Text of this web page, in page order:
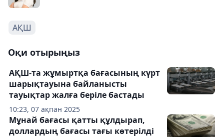
АҚШ
Оқи отырыңыз
10:23, 07 ақпан 2025
АҚШ-та жұмыртқа бағасының күрт
шарықтауына байланысты
тауықтар жалға беріле бастады
Мұнай бағасы қатты құлдырап,
доллардың бағасы тағы көтерілді